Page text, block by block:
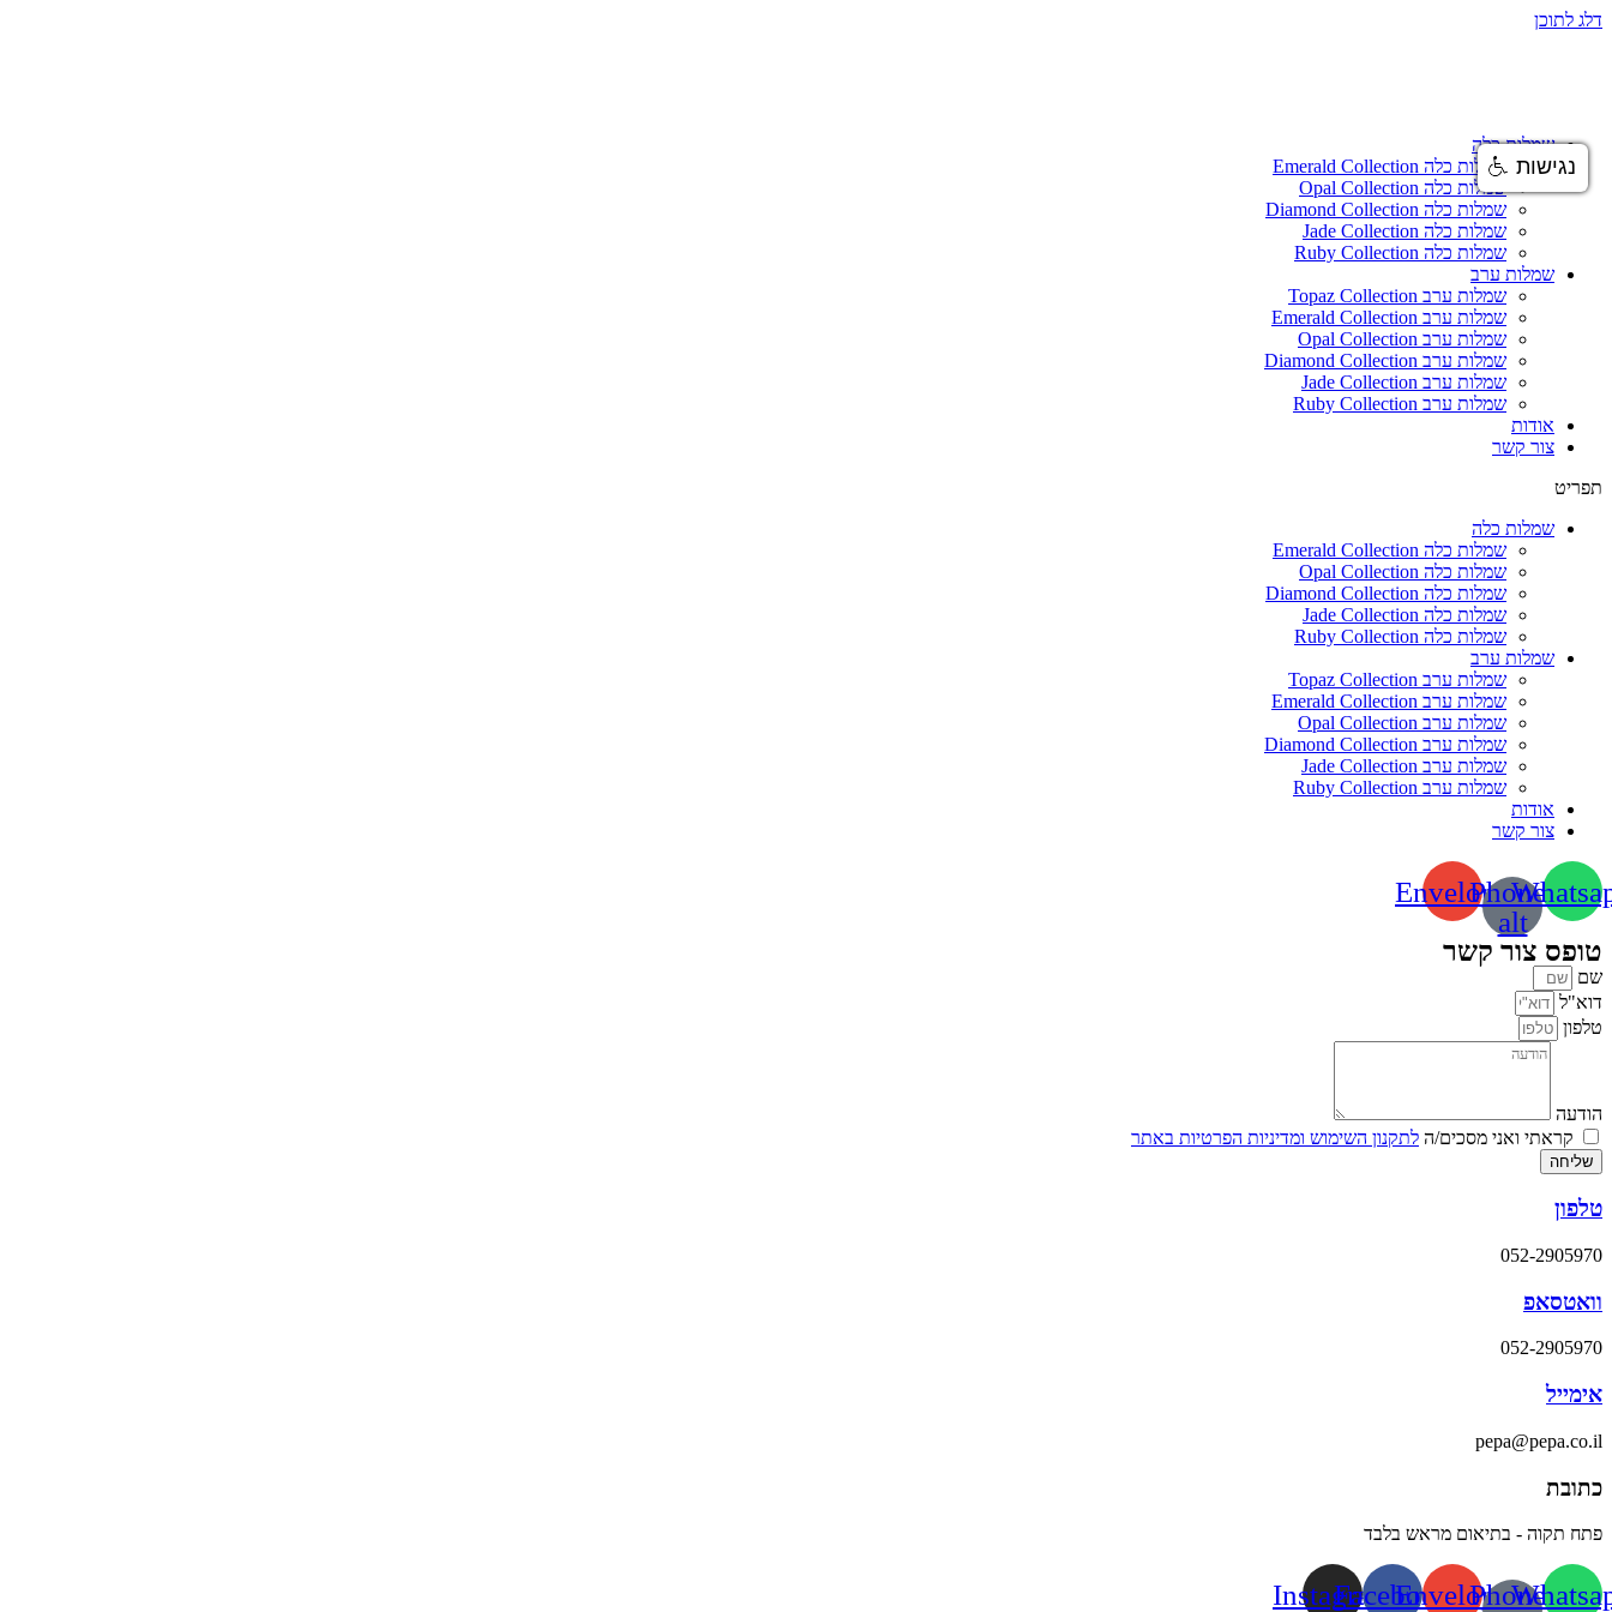
דלג לתוכן
שמלות כלה
שמלות כלה Emerald Collection
שמלות כלה Opal Collection
שמלות כלה Diamond Collection
שמלות כלה Jade Collection
שמלות כלה Ruby Collection
שמלות ערב
שמלות ערב Topaz Collection
שמלות ערב Emerald Collection
שמלות ערב Opal Collection
שמלות ערב Diamond Collection
שמלות ערב Jade Collection
שמלות ערב Ruby Collection
אודות
צור קשר
תפריט
שמלות כלה
שמלות כלה Emerald Collection
שמלות כלה Opal Collection
שמלות כלה Diamond Collection
שמלות כלה Jade Collection
שמלות כלה Ruby Collection
שמלות ערב
שמלות ערב Topaz Collection
שמלות ערב Emerald Collection
שמלות ערב Opal Collection
שמלות ערב Diamond Collection
שמלות ערב Jade Collection
שמלות ערב Ruby Collection
אודות
צור קשר
Phone-
alt
Envelope
טופס צור קשר
שם
דוא"ל
טלפון
הודעה
קראתי ואני מסכים/ה לתקנון השימוש ומדיניות הפרטיות באתר
שליחה
טלפון
052-2905970
וואטסאפ
052-2905970
אימייל
pepa@pepa.co.il
כתובת
פתח תקוה - בתיאום מראש בלבד
Phone-
Envelope
Facebook
Instagram
נגישות